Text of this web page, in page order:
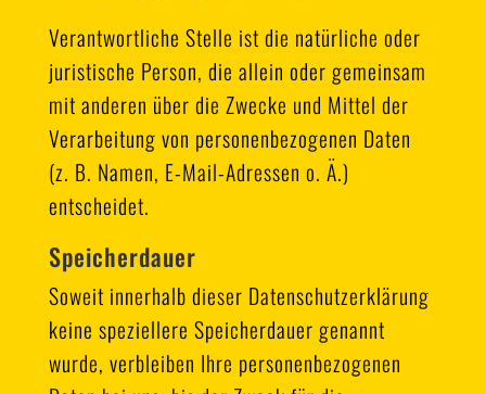
Verantwortliche Stelle ist die natürliche oder
juristische Person, die allein oder gemeinsam
mit anderen über die Zwecke und Mittel der
Verarbeitung von personenbezogenen Daten
(z. B. Namen, E-Mail-Adressen o. Ä.)
entscheidet.
Speicherdauer
Soweit innerhalb dieser Datenschutzerklärung
keine speziellere Speicherdauer genannt
wurde, verbleiben Ihre personenbezogenen